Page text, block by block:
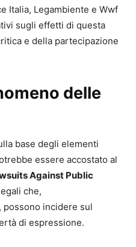
Italia, Legambiente e Wwf
sugli effetti di questa
e della partecipazione
delle
base degli elementi
essere accostato al
Against Public
che,
possono incidere sul
di espressione.